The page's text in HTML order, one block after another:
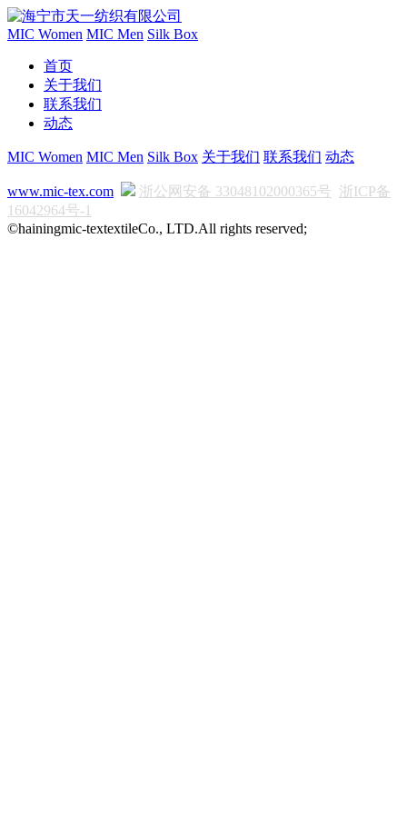
MIC Women MIC Men Silk Box
首页
关于我们
联系我们
动态
MIC Women MIC Men Silk Box 关于我们 联系我们 动态
www.mic-tex.com 浙公网安备 33048102000365号 浙ICP备
16042964号-1
©hainingmic-textextileCo., LTD.All rights reserved;